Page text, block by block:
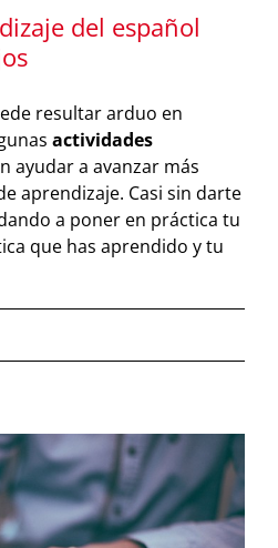
del español
resultar arduo en
actividades
ayudar a avanzar más
aprendizaje. Casi sin darte
a poner en práctica tu
que has aprendido y tu